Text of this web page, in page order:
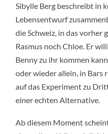
Sibylle Berg beschreibt in
Lebensentwurf
die Schweiz, in das vorher
Rasmus noch Chloe. Er
Benny zu ihr kommen
oder wieder allein, in Bars
auf das Experiment zu
einer echten Alternative.
Ab diesem Moment